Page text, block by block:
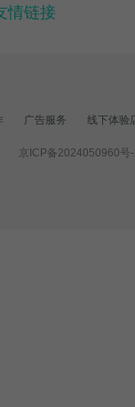
情链接
广告服务 线下体验
京ICP备2024050960号